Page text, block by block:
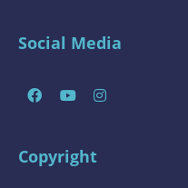
Social Media
Copyright